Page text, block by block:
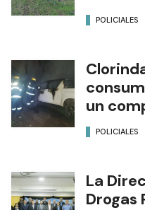
POLICIALES
un
POLICIALES
La
Drogas